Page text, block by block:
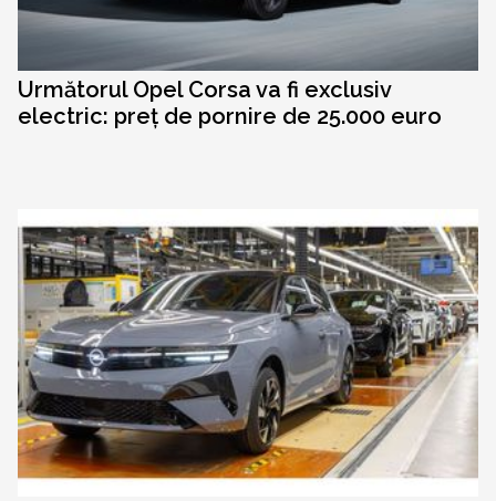
Următorul Opel Corsa va fi exclusiv
electric: preț de pornire de 25.000 euro